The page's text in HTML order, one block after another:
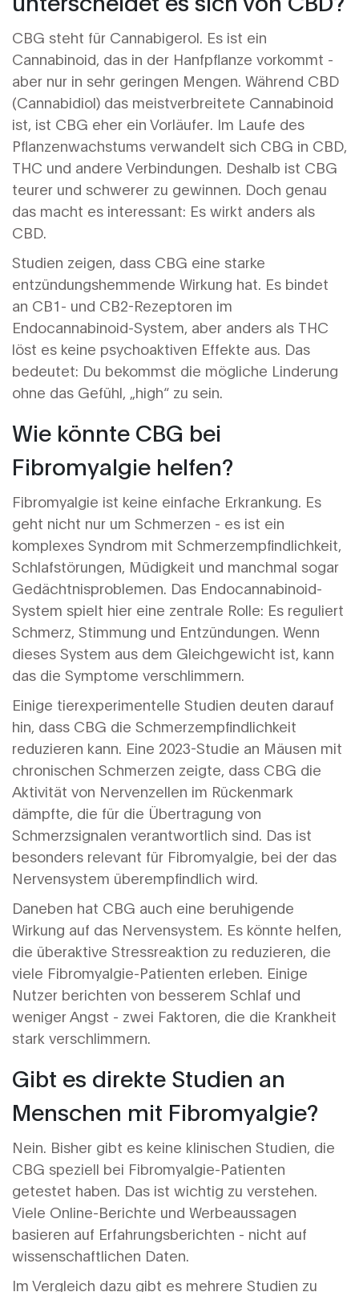
CBG steht für Cannabigerol. Es ist ein
Cannabinoid, das in der Hanfpflanze vorkommt -
aber nur in sehr geringen Mengen. Während CBD
(Cannabidiol) das meistverbreitete Cannabinoid
ist, ist CBG eher ein Vorläufer. Im Laufe des
Pflanzenwachstums verwandelt sich CBG in CBD,
THC und andere Verbindungen. Deshalb ist CBG
teurer und schwerer zu gewinnen. Doch genau
das macht es interessant: Es wirkt anders als
CBD.
Studien zeigen, dass CBG eine starke
entzündungshemmende Wirkung hat. Es bindet
an CB1- und CB2-Rezeptoren im
Endocannabinoid-System, aber anders als THC
löst es keine psychoaktiven Effekte aus. Das
bedeutet: Du bekommst die mögliche Linderung
ohne das Gefühl, „high“ zu sein.
Wie könnte CBG bei
Fibromyalgie helfen?
Fibromyalgie ist keine einfache Erkrankung. Es
geht nicht nur um Schmerzen - es ist ein
komplexes Syndrom mit Schmerzempfindlichkeit,
Schlafstörungen, Müdigkeit und manchmal sogar
Gedächtnisproblemen. Das Endocannabinoid-
System spielt hier eine zentrale Rolle: Es reguliert
Schmerz, Stimmung und Entzündungen. Wenn
dieses System aus dem Gleichgewicht ist, kann
das die Symptome verschlimmern.
Einige tierexperimentelle Studien deuten darauf
hin, dass CBG die Schmerzempfindlichkeit
reduzieren kann. Eine 2023-Studie an Mäusen mit
chronischen Schmerzen zeigte, dass CBG die
Aktivität von Nervenzellen im Rückenmark
dämpfte, die für die Übertragung von
Schmerzsignalen verantwortlich sind. Das ist
besonders relevant für Fibromyalgie, bei der das
Nervensystem überempfindlich wird.
Daneben hat CBG auch eine beruhigende
Wirkung auf das Nervensystem. Es könnte helfen,
die überaktive Stressreaktion zu reduzieren, die
viele Fibromyalgie-Patienten erleben. Einige
Nutzer berichten von besserem Schlaf und
weniger Angst - zwei Faktoren, die die Krankheit
stark verschlimmern.
Gibt es direkte Studien an
Menschen mit Fibromyalgie?
Nein. Bisher gibt es keine klinischen Studien, die
CBG speziell bei Fibromyalgie-Patienten
getestet haben. Das ist wichtig zu verstehen.
Viele Online-Berichte und Werbeaussagen
basieren auf Erfahrungsberichten - nicht auf
wissenschaftlichen Daten.
Im Vergleich dazu gibt es mehrere Studien zu